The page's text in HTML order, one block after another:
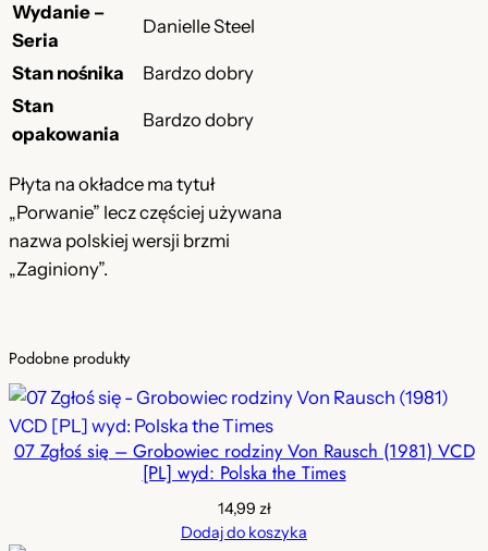
Wydanie –
Seria
Danielle Steel
Stan nośnika
Bardzo dobry
Stan
opakowania
Bardzo dobry
Płyta na okładce ma tytuł
„Porwanie” lecz częściej używana
nazwa polskiej wersji brzmi
„Zaginiony”.
Podobne produkty
07 Zgłoś się – Grobowiec rodziny Von Rausch (1981) VCD
[PL] wyd: Polska the Times
14,99 zł
Dodaj do koszyka